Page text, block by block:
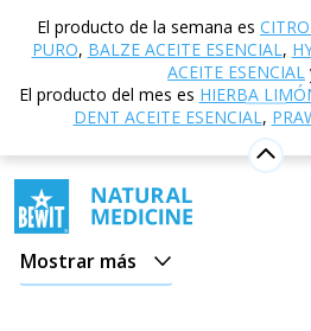
El producto de la semana es
PURO, BALZE ACEITE ESENCIAL,
ACEITE ESENCIAL
El producto del mes es HIERBA
DENT ACEITE ESENCIAL,
Inicio Tienda electrónica
Accesorios para aromaterapia
Frascos y aplicadores
frascos y aplicadores BEWIT
indispensables para todo
cosmética natural o la
Todos los recipientes están
de calidadque garantizan la
Mostrar más